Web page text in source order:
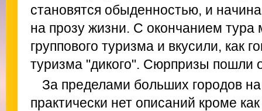
становятся обыденностью, и
на прозу жизни. С окончанием тура
группового туризма и вкусили, как
туризма "дикого". Сюрпризы пошли
За пределами больших городов
практически нет описаний кроме